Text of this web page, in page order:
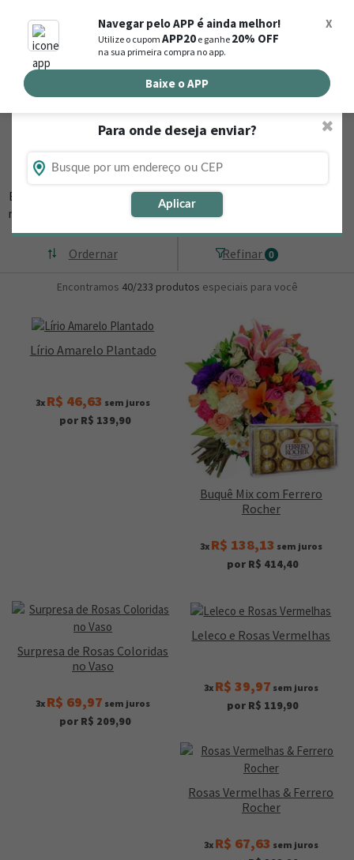
Navegar pelo APP é ainda melhor!
Utilize o cupomAPP20 e ganhe 20% OFF
na sua primeira compra no app.
X
Baixe o APP
Busca de produtos
Buscar por endereço de entrega
Para onde deseja enviar?
Aplicar
✖
Flores, Cestas e Presentes em Irauçuba -
CE
Está procurando loja de presente online em Irauçuba - CE? Então,
navegue na Nova
Refinar 0
Ordernar
Encontramos 40/233 produtos especiais para você
Lírio Amarelo Plantado
3x R$ 46,63 sem juros
por R$ 139,90
Buquê Mix com Ferrero
Rocher
3x R$ 138,13 sem juros
por R$ 414,40
Surpresa de Rosas Coloridas
no Vaso
3x R$ 69,97 sem juros
por R$ 209,90
Leleco e Rosas Vermelhas
3x R$ 39,97 sem juros
por R$ 119,90
Rosas Vermelhas & Ferrero
Rocher
3x R$ 67,63 sem juros